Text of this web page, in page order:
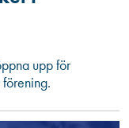
upp för